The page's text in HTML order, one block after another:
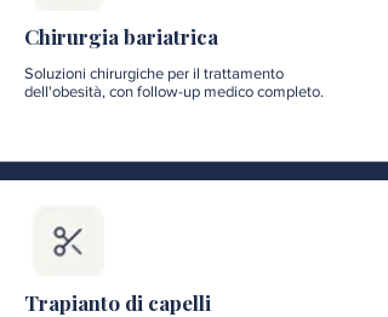
Chirurgia bariatrica
Soluzioni chirurgiche per il trattamento
dell'obesità, con follow-up medico completo.
Trapianto di capelli